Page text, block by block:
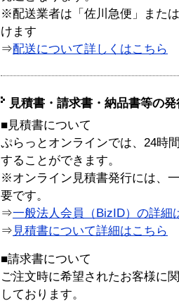
※配送業者は「佐川急便」また
けます
⇒配送について詳しくはこちら
見積書・請求書・納品書等の
■見積書について
ぷらっとオンラインでは、24時
することができます。
※オンライン見積書発行には、
要です。
⇒一般法人会員（BizID）の詳細
⇒ 見積書について詳細はこちら
■請求書について
ご注文時に希望されたお客様に
しております。